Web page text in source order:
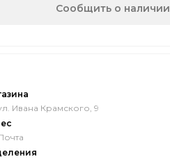
Сообщить о наличии
Ивана Крамского, 9